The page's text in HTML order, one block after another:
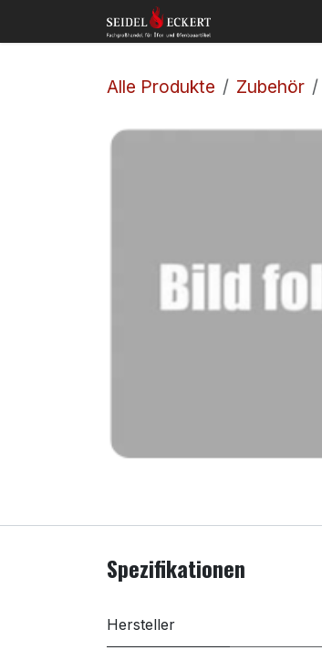
Zum Inhalt springen
Alle Produkte Zubehör
Spezifikationen
Hersteller